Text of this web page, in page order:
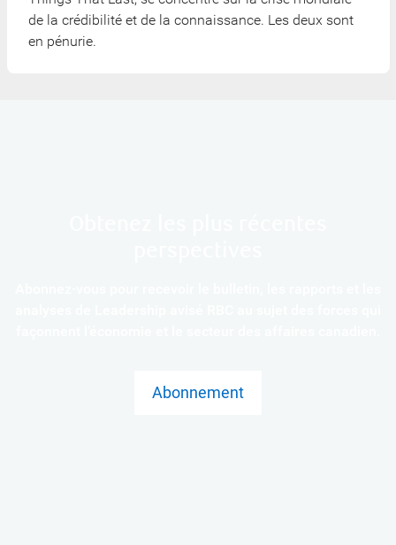
de la crédibilité et de la connaissance. Les deux sont
en pénurie.
Abonnement